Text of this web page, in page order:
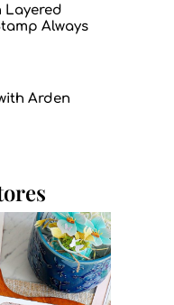
Layered
Always
Arden